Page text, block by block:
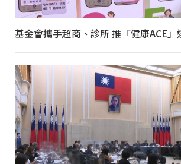
基金會攜手超商、診所 推「健康ACE」